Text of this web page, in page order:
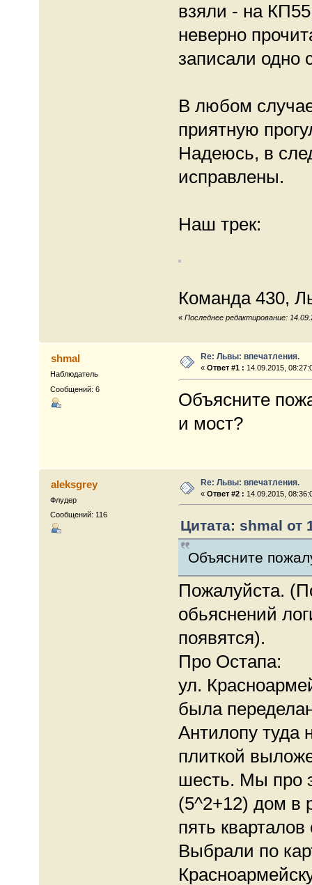
взяли - на
неверно
записали одно
В любом
приятную
Надеюсь, в
исправлены.
Наш трек:
Команда 430,
« Последнее редактирование:
shmal
Наблюдатель
Сообщений: 6
Re: Львы: впечатления.
«Ответ #1 : 14.09.2015,
Объясните
и мост?
aleksgrey
Флудер
Сообщений: 116
Re: Львы: впечатления.
«Ответ #2 : 14.09.2015,
Цитата: shmal от
Объясните
Пожалуйста.
обьяснений
появятся).
Про Остапа:
ул.
была
Антилопу туда
плиткой
шесть. Мы про
(5^2+12) дом в
пять кварталов
Выбрали по